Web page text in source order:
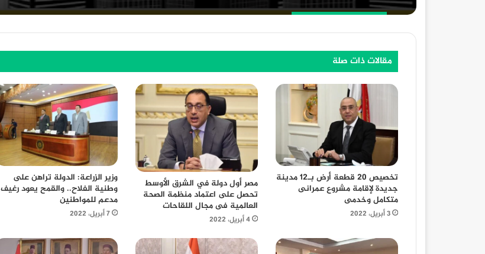
مقالات ذات صلة
تخصيص 20 قطعة أرض بـ12 مدينة
جديدة لإقامة مشروع عمرانى
متكامل وخدمى
3 أبريل، 2022
مصر أول دولة في الشرق الأوسط
تحصل على اعتماد منظمة الصحة
العالمية فى مجال اللقاحات
4 أبريل، 2022
وزير الزراعة: الدولة تراهن على
وطنية الفلاح.. والقمح يعود رغيف
مدعم للمواطنين
7 أبريل، 2022